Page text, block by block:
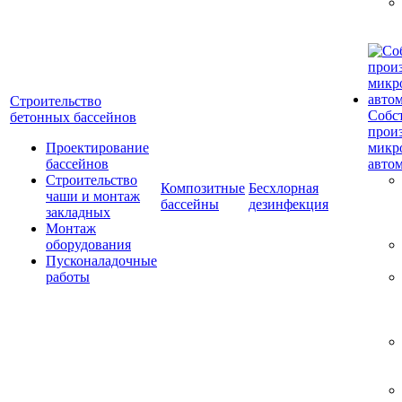
Строительство
бетонных бассейнов
Проектирование
бассейнов
Строительство
чаши и монтаж
закладных
Монтаж
оборудования
Пусконаладочные
работы
Композитные
бассейны
Бесхлорная
дезинфекция